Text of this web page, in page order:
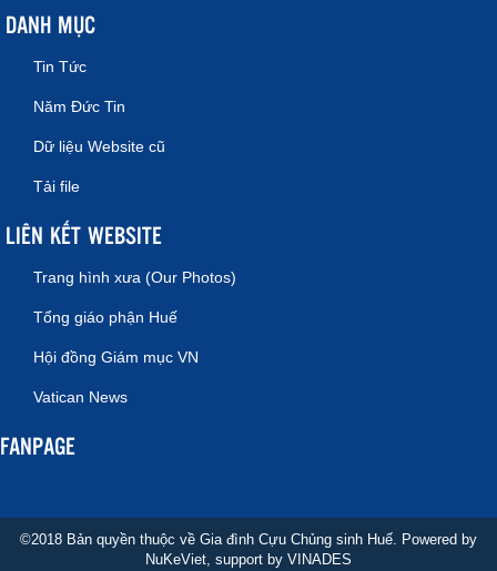
DANH MỤC
Tin Tức
Năm Đức Tin
Dữ liệu Website cũ
Tải file
LIÊN KẾT WEBSITE
Trang hình xưa (Our Photos)
Tổng giáo phận Huế
Hội đồng Giám mục VN
Vatican News
FANPAGE
©2018 Bản quyền thuộc về Gia đình Cựu Chủng sinh Huế. Powered by
NuKeViet , support by VINADES